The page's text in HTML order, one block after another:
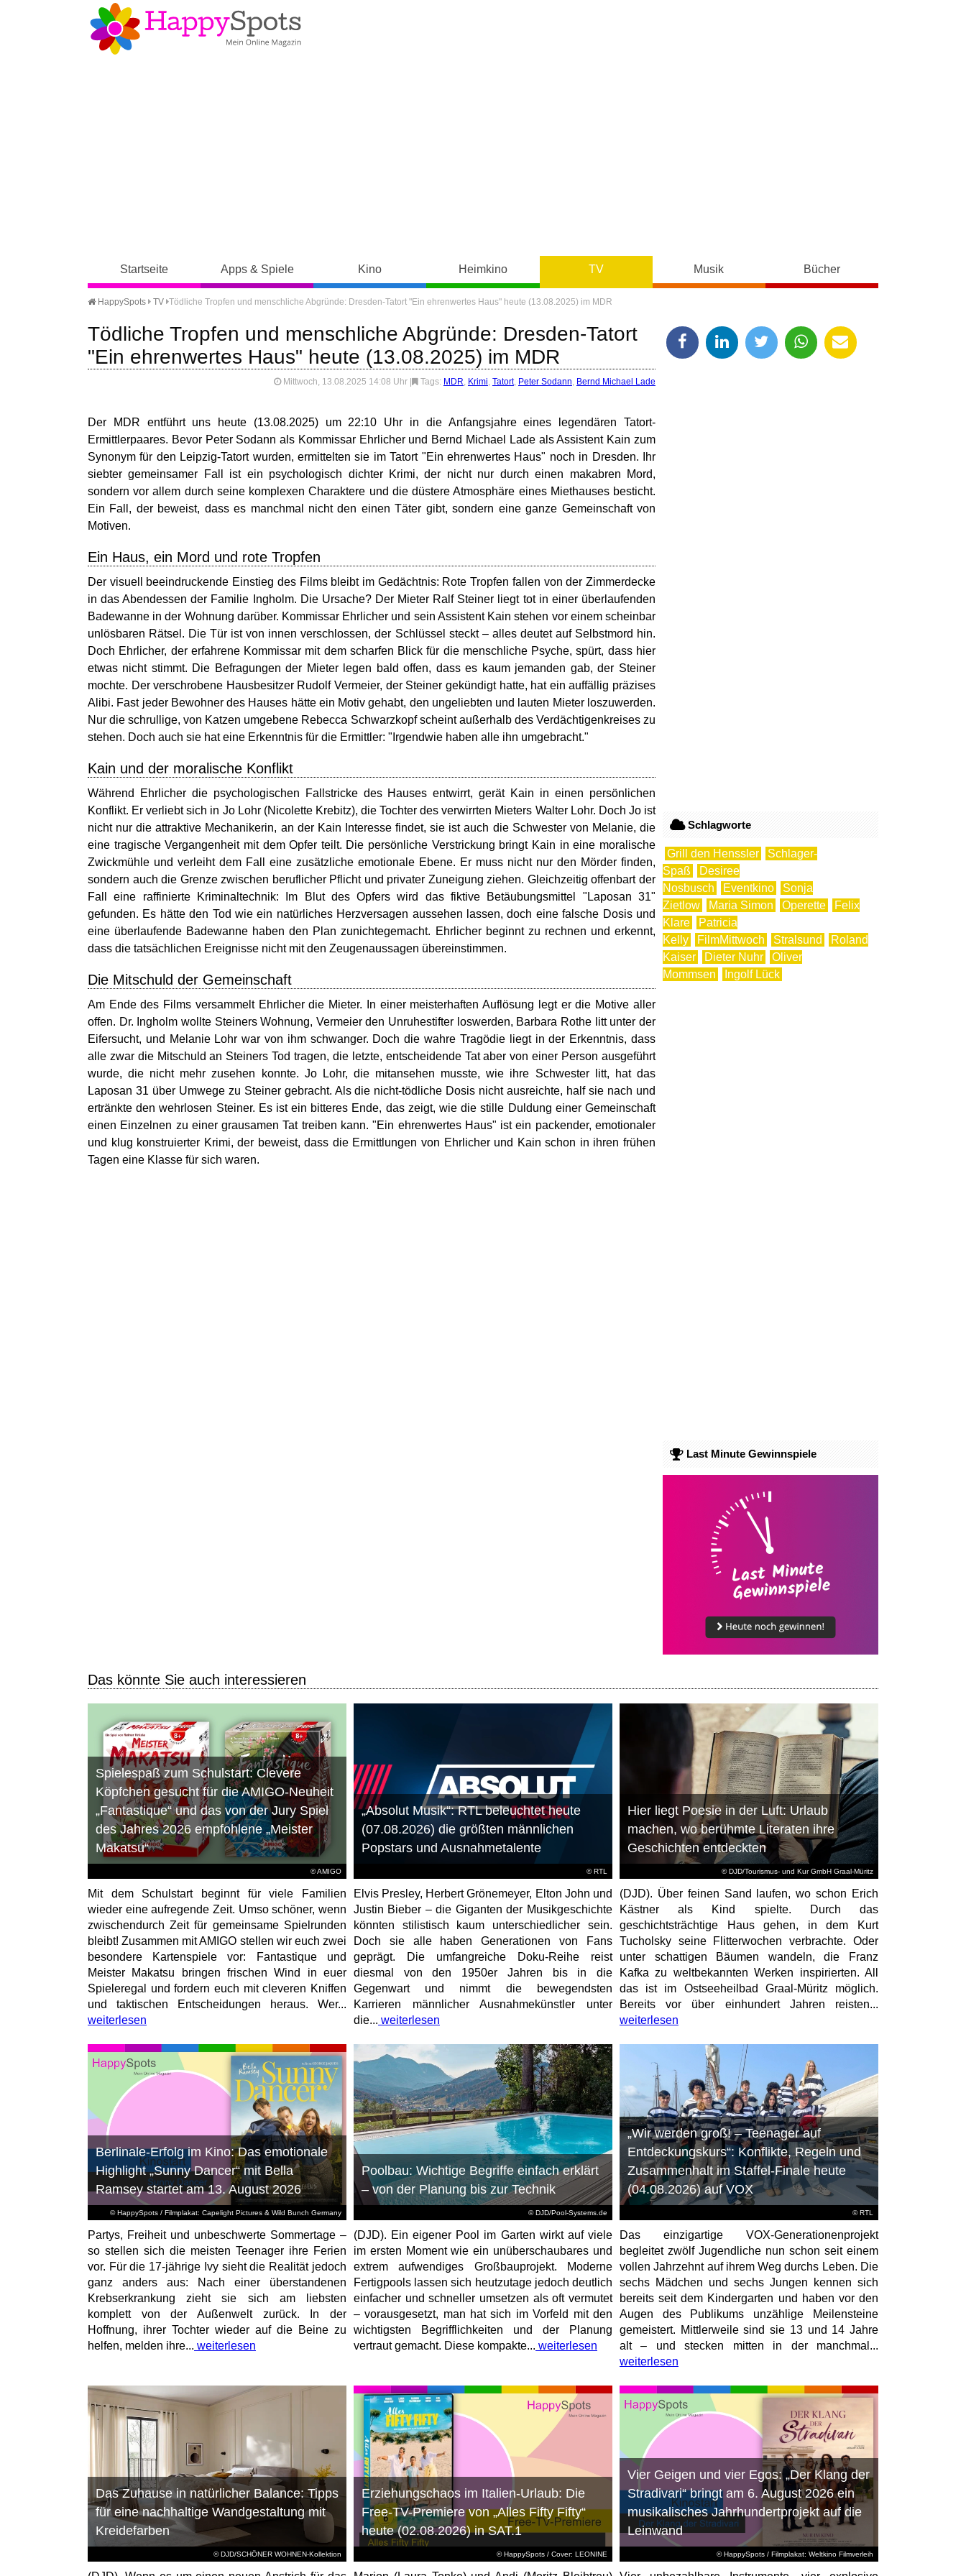
Startseite Apps & Spiele Kino Heimkino TV Musik Bücher
HappySpots TV Tödliche Tropfen und menschliche Abgründe: Dresden-Tatort "Ein ehrenwertes Haus" heute (13.08.2025) im MDR
Tödliche Tropfen und menschliche Abgründe: Dresden-Tatort
"Ein ehrenwertes Haus" heute (13.08.2025) im MDR
Mittwoch, 13.08.2025 14:08 Uhr Tags: MDR, Krimi, Tatort, Peter Sodann, Bernd Michael Lade
Der MDR entführt uns heute (13.08.2025) um 22:10 Uhr in die Anfangsjahre eines legendären Tatort-
Ermittlerpaares. Bevor Peter Sodann als Kommissar Ehrlicher und Bernd Michael Lade als Assistent Kain zum
Synonym für den Leipzig-Tatort wurden, ermittelten sie im Tatort "Ein ehrenwertes Haus" noch in Dresden. Ihr
siebter gemeinsamer Fall ist ein psychologisch dichter Krimi, der nicht nur durch einen makabren Mord,
sondern vor allem durch seine komplexen Charaktere und die düstere Atmosphäre eines Miethauses besticht.
Ein Fall, der beweist, dass es manchmal nicht den einen Täter gibt, sondern eine ganze Gemeinschaft von
Motiven.
Ein Haus, ein Mord und rote Tropfen
Der visuell beeindruckende Einstieg des Films bleibt im Gedächtnis: Rote Tropfen fallen von der Zimmerdecke
in das Abendessen der Familie Ingholm. Die Ursache? Der Mieter Ralf Steiner liegt tot in einer überlaufenden
Badewanne in der Wohnung darüber. Kommissar Ehrlicher und sein Assistent Kain stehen vor einem scheinbar
unlösbaren Rätsel. Die Tür ist von innen verschlossen, der Schlüssel steckt – alles deutet auf Selbstmord hin.
Doch Ehrlicher, der erfahrene Kommissar mit dem scharfen Blick für die menschliche Psyche, spürt, dass hier
etwas nicht stimmt. Die Befragungen der Mieter legen bald offen, dass es kaum jemanden gab, der Steiner
mochte. Der verschrobene Hausbesitzer Rudolf Vermeier, der Steiner gekündigt hatte, hat ein auffällig präzises
Alibi. Fast jeder Bewohner des Hauses hätte ein Motiv gehabt, den ungeliebten und lauten Mieter loszuwerden.
Nur die schrullige, von Katzen umgebene Rebecca Schwarzkopf scheint außerhalb des Verdächtigenkreises zu
stehen. Doch auch sie hat eine Erkenntnis für die Ermittler: "Irgendwie haben alle ihn umgebracht."
Kain und der moralische Konflikt
Während Ehrlicher die psychologischen Fallstricke des Hauses entwirrt, gerät Kain in einen persönlichen
Konflikt. Er verliebt sich in Jo Lohr (Nicolette Krebitz), die Tochter des verwirrten Mieters Walter Lohr. Doch Jo ist
nicht nur die attraktive Mechanikerin, an der Kain Interesse findet, sie ist auch die Schwester von Melanie, die
eine tragische Vergangenheit mit dem Opfer teilt. Die persönliche Verstrickung bringt Kain in eine moralische
Zwickmühle und verleiht dem Fall eine zusätzliche emotionale Ebene. Er muss nicht nur den Mörder finden,
sondern auch die Grenze zwischen beruflicher Pflicht und privater Zuneigung ziehen. Gleichzeitig offenbart der
Fall eine raffinierte Kriminaltechnik: Im Blut des Opfers wird das fiktive Betäubungsmittel "Laposan 31"
gefunden. Es hätte den Tod wie ein natürliches Herzversagen aussehen lassen, doch eine falsche Dosis und
eine überlaufende Badewanne haben den Plan zunichtegemacht. Ehrlicher beginnt zu rechnen und erkennt,
dass die tatsächlichen Ereignisse nicht mit den Zeugenaussagen übereinstimmen.
Die Mitschuld der Gemeinschaft
Am Ende des Films versammelt Ehrlicher die Mieter. In einer meisterhaften Auflösung legt er die Motive aller
offen. Dr. Ingholm wollte Steiners Wohnung, Vermeier den Unruhestifter loswerden, Barbara Rothe litt unter der
Eifersucht, und Melanie Lohr war von ihm schwanger. Doch die wahre Tragödie liegt in der Erkenntnis, dass
alle zwar die Mitschuld an Steiners Tod tragen, die letzte, entscheidende Tat aber von einer Person ausgeführt
wurde, die nicht mehr zusehen konnte. Jo Lohr, die mitansehen musste, wie ihre Schwester litt, hat das
Laposan 31 über Umwege zu Steiner gebracht. Als die nicht-tödliche Dosis nicht ausreichte, half sie nach und
ertränkte den wehrlosen Steiner. Es ist ein bitteres Ende, das zeigt, wie die stille Duldung einer Gemeinschaft
einen Einzelnen zu einer grausamen Tat treiben kann. "Ein ehrenwertes Haus" ist ein packender, emotionaler
und klug konstruierter Krimi, der beweist, dass die Ermittlungen von Ehrlicher und Kain schon in ihren frühen
Tagen eine Klasse für sich waren.
Schlagworte
Grill den Henssler
Schlager-
Spaß
Desiree
Nosbusch
Eventkino
Sonja
Zietlow
Maria Simon Operette
Felix
Klare
Patricia
Kelly
FilmMittwoch Stralsund
Roland
Kaiser
Dieter Nuhr
Oliver
Mommsen
Ingolf Lück
Last Minute Gewinnspiele
Das könnte Sie auch interessieren
© AMIGO
Spielespaß zum Schulstart: Clevere
Köpfchen gesucht für die AMIGO-Neuheit
„Fantastique“ und das von der Jury Spiel
des Jahres 2026 empfohlene „Meister
Makatsu“
Mit dem Schulstart beginnt für viele Familien
wieder eine aufregende Zeit. Umso schöner, wenn
zwischendurch Zeit für gemeinsame Spielrunden
bleibt! Zusammen mit AMIGO stellen wir euch zwei
besondere Kartenspiele vor: Fantastique und
Meister Makatsu bringen frischen Wind in euer
Spieleregal und fordern euch mit cleveren Kniffen
und taktischen Entscheidungen heraus. Wer...
weiterlesen
© RTL
„Absolut Musik“: RTL beleuchtet heute
(07.08.2026) die größten männlichen
Popstars und Ausnahmetalente
Elvis Presley, Herbert Grönemeyer, Elton John und
Justin Bieber – die Giganten der Musikgeschichte
könnten stilistisch kaum unterschiedlicher sein.
Doch sie alle haben Generationen von Fans
geprägt. Die umfangreiche Doku-Reihe reist
diesmal von den 1950er Jahren bis in die
Gegenwart und nimmt die bewegendsten
Karrieren männlicher Ausnahmekünstler unter
die... weiterlesen
© DJD/Tourismus- und Kur GmbH Graal-Müritz
Hier liegt Poesie in der Luft: Urlaub
machen, wo berühmte Literaten ihre
Geschichten entdeckten
(DJD). Über feinen Sand laufen, wo schon Erich
Kästner als Kind spielte. Durch das
geschichtsträchtige Haus gehen, in dem Kurt
Tucholsky seine Flitterwochen verbrachte. Oder
unter schattigen Bäumen wandeln, die Franz
Kafka zu weltbekannten Werken inspirierten. All
das ist im Ostseeheilbad Graal-Müritz möglich.
Bereits vor über einhundert Jahren reisten...
weiterlesen
© HappySpots / Filmplakat: Capelight Pictures & Wild Bunch Germany
Berlinale-Erfolg im Kino: Das emotionale
Highlight „Sunny Dancer“ mit Bella
Ramsey startet am 13. August 2026
Partys, Freiheit und unbeschwerte Sommertage –
so stellen sich die meisten Teenager ihre Ferien
vor. Für die 17-jährige Ivy sieht die Realität jedoch
ganz anders aus: Nach einer überstandenen
Krebserkrankung zieht sie sich am liebsten
komplett von der Außenwelt zurück. In der
Hoffnung, ihrer Tochter wieder auf die Beine zu
helfen, melden ihre... weiterlesen
© DJD/Pool-Systems.de
Poolbau: Wichtige Begriffe einfach erklärt
– von der Planung bis zur Technik
(DJD). Ein eigener Pool im Garten wirkt auf viele
im ersten Moment wie ein unüberschaubares und
extrem aufwendiges Großbauprojekt. Moderne
Fertigpools lassen sich heutzutage jedoch deutlich
einfacher und schneller umsetzen als oft vermutet
– vorausgesetzt, man hat sich im Vorfeld mit den
wichtigsten Begrifflichkeiten und der Planung
vertraut gemacht. Diese kompakte... weiterlesen
© RTL
„Wir werden groß! – Teenager auf
Entdeckungskurs“: Konflikte, Regeln und
Zusammenhalt im Staffel-Finale heute
(04.08.2026) auf VOX
Das einzigartige VOX-Generationenprojekt
begleitet zwölf Jugendliche nun schon seit einem
vollen Jahrzehnt auf ihrem Weg durchs Leben. Die
sechs Mädchen und sechs Jungen kennen sich
bereits seit dem Kindergarten und haben vor den
Augen des Publikums unzählige Meilensteine
gemeistert. Mittlerweile sind sie 13 und 14 Jahre
alt – und stecken mitten in der manchmal...
weiterlesen
© DJD/SCHÖNER WOHNEN-Kollektion
Das Zuhause in natürlicher Balance: Tipps
für eine nachhaltige Wandgestaltung mit
Kreidefarben
© HappySpots / Cover: LEONINE
Erziehungschaos im Italien-Urlaub: Die
Free-TV-Premiere von „Alles Fifty Fifty“
heute (02.08.2026) in SAT.1
© HappySpots / Filmplakat: Weltkino Filmverleih
Vier Geigen und vier Egos: „Der Klang der
Stradivari“ bringt am 6. August 2026 ein
musikalisches Jahrhundertprojekt auf die
Leinwand